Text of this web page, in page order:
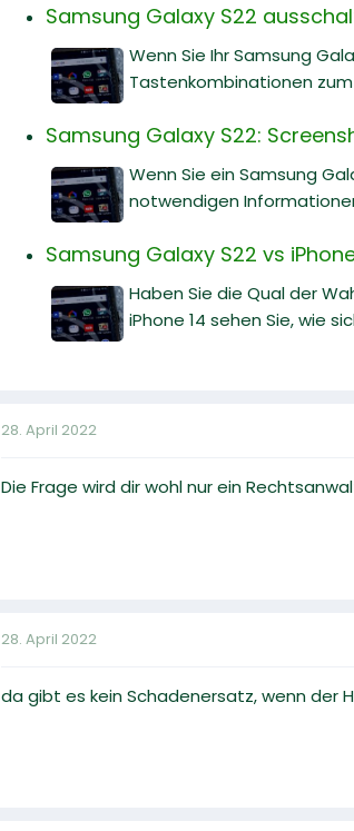
Samsung Galaxy S22
Wenn Sie Ihr Samsung
Tastenkombinationen
Samsung Galaxy S22:
Wenn Sie ein Samsung
notwendigen
Samsung Galaxy S22 vs
Haben Sie die Qual der
iPhone 14 sehen Sie, wie
28. April 2022
Die Frage wird dir wohl nur ein
28. April 2022
da gibt es kein Schadenersatz, wenn der